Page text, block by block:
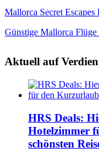
Mallorca Secret Escapes
Günstige Mallorca Flüge
Aktuell auf
HRS Deals:
Hotelzimmer
schönsten